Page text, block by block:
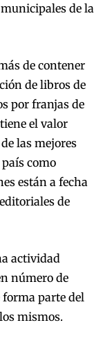
de la
de contener
de libros de
por franjas de
el valor
las mejores
como
están a fecha
de
actividad
número de
forma parte del
mismos.